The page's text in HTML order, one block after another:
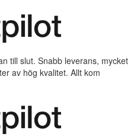
till slut. Snabb leverans, mycket
av hög kvalitet. Allt kom